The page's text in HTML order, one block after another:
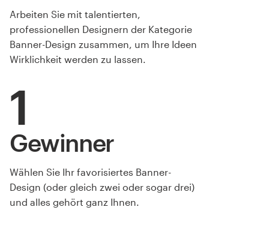
Arbeiten Sie mit talentierten,
professionellen Designern der Kategorie
Banner-Design zusammen, um Ihre Ideen
Wirklichkeit werden zu lassen.
1
Gewinner
Wählen Sie Ihr favorisiertes Banner-
Design (oder gleich zwei oder sogar drei)
und alles gehört ganz Ihnen.